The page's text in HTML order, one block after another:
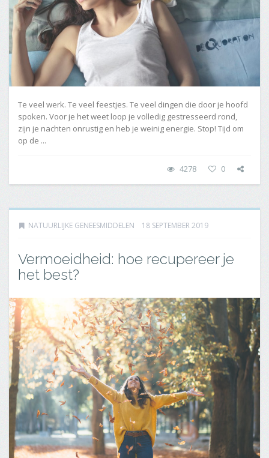
Te veel werk. Te veel feestjes. Te veel dingen die door je hoofd
spoken. Voor je het weet loop je volledig gestresseerd rond,
zijn je nachten onrustig en heb je weinig energie. Stop! Tijd om
op de ...
4278 0
NATUURLIJKE GENEESMIDDELEN 18 SEPTEMBER 2019
Vermoeidheid: hoe recupereer je
het best?